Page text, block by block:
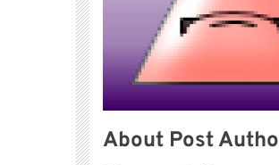
About Post